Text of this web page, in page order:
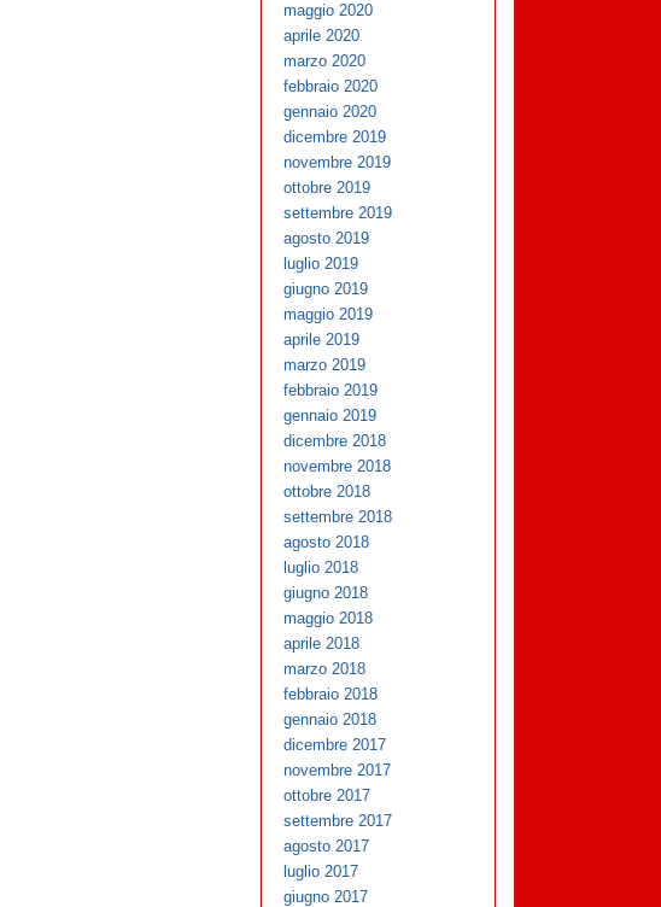
maggio 2020
aprile 2020
marzo 2020
febbraio 2020
gennaio 2020
dicembre 2019
novembre 2019
ottobre 2019
settembre 2019
agosto 2019
luglio 2019
giugno 2019
maggio 2019
aprile 2019
marzo 2019
febbraio 2019
gennaio 2019
dicembre 2018
novembre 2018
ottobre 2018
settembre 2018
agosto 2018
luglio 2018
giugno 2018
maggio 2018
aprile 2018
marzo 2018
febbraio 2018
gennaio 2018
dicembre 2017
novembre 2017
ottobre 2017
settembre 2017
agosto 2017
luglio 2017
giugno 2017